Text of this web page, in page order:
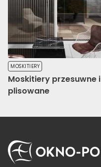
MOSKITIERY
Moskitiery przesuwne i
plisowane